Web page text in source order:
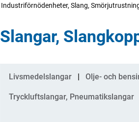
Industriförnödenheter, Slang,
Slangar,
Kategorier
Livsmedelslangar Olje- och
Tryckluftslangar, Pneumatikslangar